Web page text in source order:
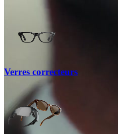
Verres correcteurs